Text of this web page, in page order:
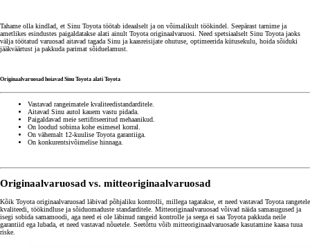
Tahame olla kindlad, et Sinu Toyota töötab ideaalselt ja on võimalikult töökindel. Seepärast tarnime ja
ametlikes esindustes paigaldatakse alati ainult Toyota originaalvaruosi. Need spetsiaalselt Sinu Toyota jaoks
välja töötatud varuosad aitavad tagada Sinu ja kaasreisijate ohutuse, optimeerida kütusekulu, hoida sõiduki
jääkväärtust ja pakkuda parimat sõiduelamust.
Originaalvaruosad hoiavad Sinu Toyota alati Toyota
Vastavad rangeimatele kvaliteedistandarditele.
Aitavad Sinu autol kauem vastu pidada.
Paigaldavad meie sertifitseeritud mehaanikud.
On loodud sobima kohe esimesel korral.
On vähemalt 12-kuulise Toyota garantiiga.
On konkurentsivõimelise hinnaga.
Originaalvaruosad vs. mitteoriginaalvaruosad
Kõik Toyota originaalvaruosad läbivad põhjaliku kontrolli, millega tagatakse, et need vastavad Toyota rangetele
kvaliteedi, töökindluse ja sõiduomaduste standarditele. Mitteoriginaalvaruosad võivad näida samasugused ja
isegi sobida samamoodi, aga need ei ole läbinud rangeid kontrolle ja seega ei saa Toyota pakkuda neile
garantiid ega lubada, et need vastavad nõuetele. Seetõttu võib mitteoriginaalvaruosade kasutamine kaasa tuua
riske.